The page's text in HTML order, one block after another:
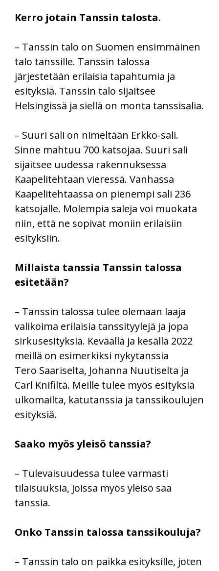
Kerro jotain Tanssin talosta.
– Tanssin talo on Suomen ensimmäinen
talo tanssille. Tanssin talossa
järjestetään erilaisia tapahtumia ja
esityksiä. Tanssin talo sijaitsee
Helsingissä ja siellä on monta tanssisalia.
– Suuri sali on nimeltään Erkko-sali.
Sinne mahtuu 700 katsojaa. Suuri sali
sijaitsee uudessa rakennuksessa
Kaapelitehtaan vieressä. Vanhassa
Kaapelitehtaassa on pienempi sali 236
katsojalle. Molempia saleja voi muokata
niin, että ne sopivat moniin erilaisiin
esityksiin.
Millaista tanssia Tanssin talossa
esitetään?
– Tanssin talossa tulee olemaan laaja
valikoima erilaisia tanssityylejä ja jopa
sirkusesityksiä. Keväällä ja kesällä 2022
meillä on esimerkiksi nykytanssia
Tero Saariselta, Johanna Nuutiselta ja
Carl Knifiltä. Meille tulee myös esityksiä
ulkomailta, katutanssia ja tanssikoulujen
esityksiä.
Saako myös yleisö tanssia?
– Tulevaisuudessa tulee varmasti
tilaisuuksia, joissa myös yleisö saa
tanssia.
Onko Tanssin talossa tanssikouluja?
– Tanssin talo on paikka esityksille, joten